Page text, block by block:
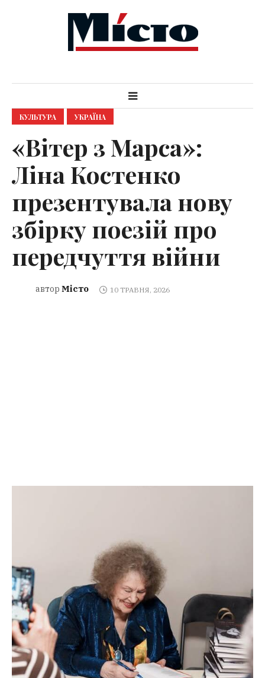
КУЛЬТУРА УКРАЇНА
«Вітер з Марса»:
Ліна Костенко
презентувала нову
збірку поезій про
передчуття війни
автор Місто 10 ТРАВНЯ, 2026